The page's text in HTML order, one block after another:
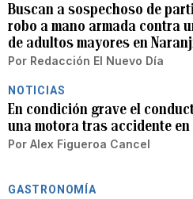
Buscan a sospechoso de
robo a mano armada contra
de adultos mayores en
Por Redacción El Nuevo Día
NOTICIAS
En condición grave el
una motora tras accidente
Por Alex Figueroa Cancel
GASTRONOMÍA